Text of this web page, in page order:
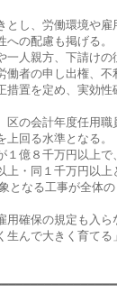
し、労働環境や雇用
の配慮も掲げる。
人親方、下請けの従
働者の申し出権、不利
措置を定め、実効性確
の会計年度任用職員
回る水準となる。
億８千万円以上で、
上・同１千万円以上と
となる工事が全体の７
確保の規定も入らな
んで大きく育てる」